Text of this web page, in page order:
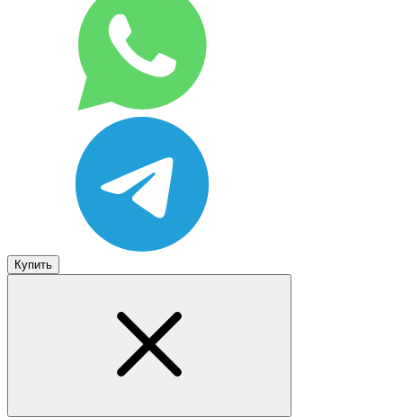
Купить